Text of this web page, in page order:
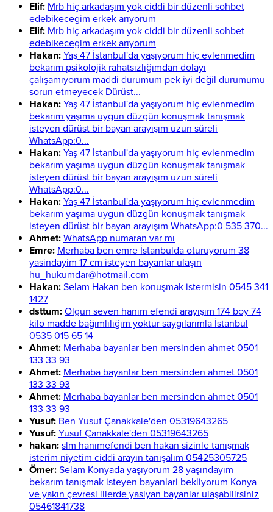
Elif: Mrb hiç arkadaşım yok ciddi bir düzenli sohbet
edebikecegim erkek arıyorum
Elif: Mrb hiç arkadaşım yok ciddi bir düzenli sohbet
edebikecegim erkek arıyorum
Hakan: Yaş 47 İstanbul'da yaşıyorum hiç evlenmedim
bekarım psikolojik rahatsızlığımdan dolayı
çalışamıyorum maddi durumum pek iyi değil durumumu
sorun etmeyecek Dürüst...
Hakan: Yaş 47 İstanbul'da yaşıyorum hiç evlenmedim
bekarım yaşıma uygun düzgün konuşmak tanışmak
isteyen dürüst bir bayan arayışım uzun süreli
WhatsApp:0...
Hakan: Yaş 47 İstanbul'da yaşıyorum hiç evlenmedim
bekarım yaşıma uygun düzgün konuşmak tanışmak
isteyen dürüst bir bayan arayışım uzun süreli
WhatsApp:0...
Hakan: Yaş 47 İstanbul'da yaşıyorum hiç evlenmedim
bekarım yaşıma uygun düzgün konuşmak tanışmak
isteyen dürüst bir bayan arayışım WhatsApp:0 535 370...
Ahmet: WhatsApp numaran var mı
Emre: Merhaba ben emre İstanbulda oturuyorum 38
yasindayim 17 cm isteyen bayanlar ulaşın
hu_hukumdar@hotmail.com
Hakan: Selam Hakan ben konuşmak istermisin 0545 341
1427
dsttum: Olgun seven hanım efendi arayışım 174 boy 74
kilo madde bağımlılığım yoktur saygılarımla İstanbul
0535 015 65 14
Ahmet: Merhaba bayanlar ben mersinden ahmet 0501
133 33 93
Ahmet: Merhaba bayanlar ben mersinden ahmet 0501
133 33 93
Ahmet: Merhaba bayanlar ben mersinden ahmet 0501
133 33 93
Yusuf: Ben Yusuf Çanakkale'den 05319643265
Yusuf: Yusuf Çanakkale'den 05319643265
hakan: slm hanımefendi ben hakan sizinle tanışmak
isterim niyetim ciddi arayın tanışalım 05425305725
Ömer: Selam Konyada yaşıyorum 28 yaşındayım
bekarım tanışmak isteyen bayanlari bekliyorum Konya
ve yakın çevresi illerde yasiyan bayanlar ulaşabilirsiniz
05461841738